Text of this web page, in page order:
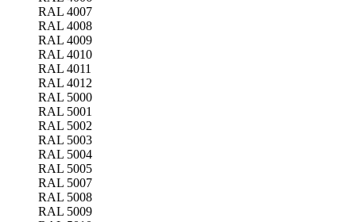
RAL 4007
RAL 4008
RAL 4009
RAL 4010
RAL 4011
RAL 4012
RAL 5000
RAL 5001
RAL 5002
RAL 5003
RAL 5004
RAL 5005
RAL 5007
RAL 5008
RAL 5009